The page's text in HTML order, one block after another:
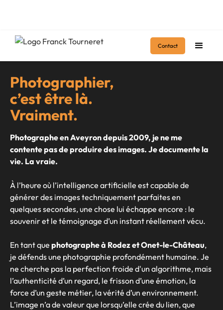
Contact
Accueil Bio
Photographier,
c’est être là.
Vraiment.
Photographe en Aveyron depuis 2009, je ne me
contente pas de produire des images. Je documente la
vie. La vraie.
À l’heure où l’intelligence artificielle est capable de
générer des images techniquement parfaites en
quelques secondes, une chose lui échappe encore : le
souvenir et le témoignage d’un instant réellement vécu.
En tant que photographe à Rodez et Onet-le-Château,
je défends une photographie profondément humaine. Je
ne cherche pas la perfection froide d'un algorithme, mais
l’authenticité d’un regard, le frisson d’une émotion, la
force d’un geste métier, la vérité d’un environnement.
L’image n’a de valeur que lorsqu’elle crée du lien, que